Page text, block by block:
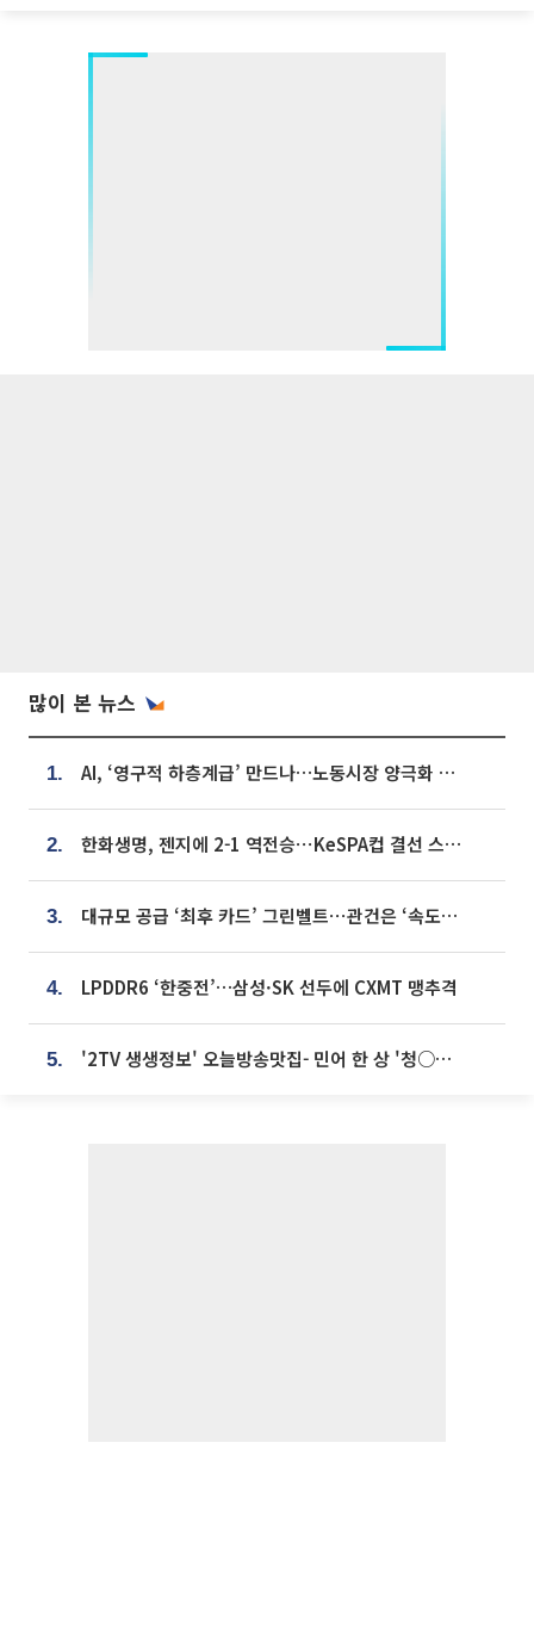
많이 본 뉴스
1. AI, ‘영구적 하층계급’ 만드나…노동시장 양극화 경고
2. 한화생명, 젠지에 2-1 역전승⋯KeSPA컵 결선 스테이지 2 직행
3. 대규모 공급 ‘최후 카드’ 그린벨트⋯관건은 ‘속도’ [주택공급 승부수의 조건]
4. LPDDR6 ‘한중전’…삼성·SK 선두에 CXMT 맹추격
5. '2TV 생생정보' 오늘방송맛집- 민어 한 상 '청○○○' vs 전복 한 상 '명○'